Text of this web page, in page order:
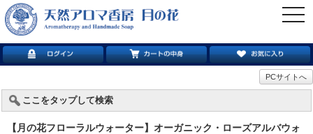
PCサイトへ
ここをタップして検索
【月の花フローラルウォーター】オーガニック・ローズアルバウォ